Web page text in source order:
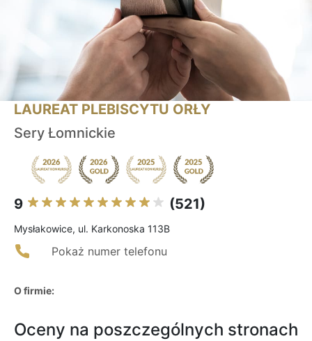
LAUREAT PLEBISCYTU ORŁY
Sery Łomnickie
9 (521)
Mysłakowice, ul. Karkonoska 113B
Pokaż numer telefonu
O firmie:
Oceny na poszczególnych stronach